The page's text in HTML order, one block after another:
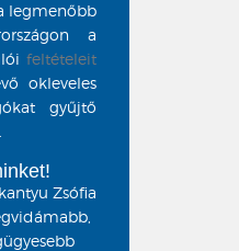
legmenőbb
a
feltételeit
okleveles
gyűjtő
Zsófia